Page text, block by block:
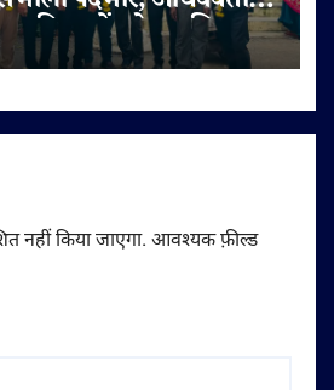
सुविधाओं को प्राथमिकता
नहीं किया जाएगा. आवश्यक फ़ील्ड